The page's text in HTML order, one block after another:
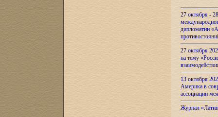
27 октября -
дипломатии
27 октября
на тему
13 октября
Америка в
ассоциации
Журнал